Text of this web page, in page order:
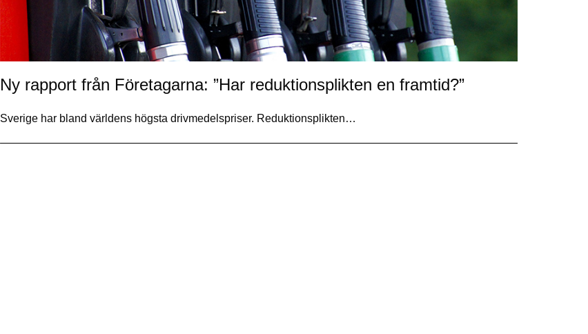
Ny rapport från Företagarna: ”Har reduktionsplikten en framtid?”
Sverige har bland världens högsta drivmedelspriser. Reduktionsplikten…